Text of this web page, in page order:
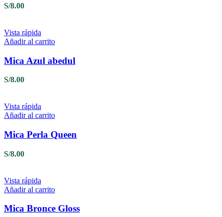
S/8.00
Vista rápida
Añadir al carrito
Mica Azul abedul
S/8.00
Vista rápida
Añadir al carrito
Mica Perla Queen
S/8.00
Vista rápida
Añadir al carrito
Mica Bronce Gloss